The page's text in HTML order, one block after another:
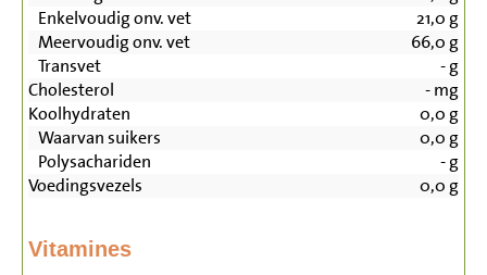
Enkelvoudig onv. vet
21,0 g
Meervoudig onv. vet
66,0 g
Transvet
-g
Cholesterol
-mg
Koolhydraten
0,0 g
Waarvan suikers
0,0 g
Polysachariden
-g
Voedingsvezels
0,0 g
Vitamines